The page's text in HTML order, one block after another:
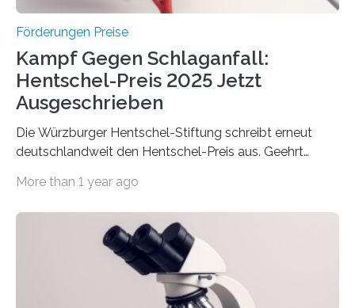
Förderungen Preise
Kampf Gegen Schlaganfall:
Hentschel-Preis 2025 Jetzt
Ausgeschrieben
Die Würzburger Hentschel-Stiftung schreibt erneut
deutschlandweit den Hentschel-Preis aus. Geehrt
hochrangige wissenschaftliche Publikation zum Thema
Schlaganfall“ mit Sitz in Würzburg fördert die
Schlaganfallforschung, um die Behandlung der
Betroffenen zu verbessern. Dazu schreibt sie auch in
diesem Jahr wieder deutschlandweit den Hentschel-
Preis aus. Er richtet sich gezielt an jüngere
More than 1 year ago